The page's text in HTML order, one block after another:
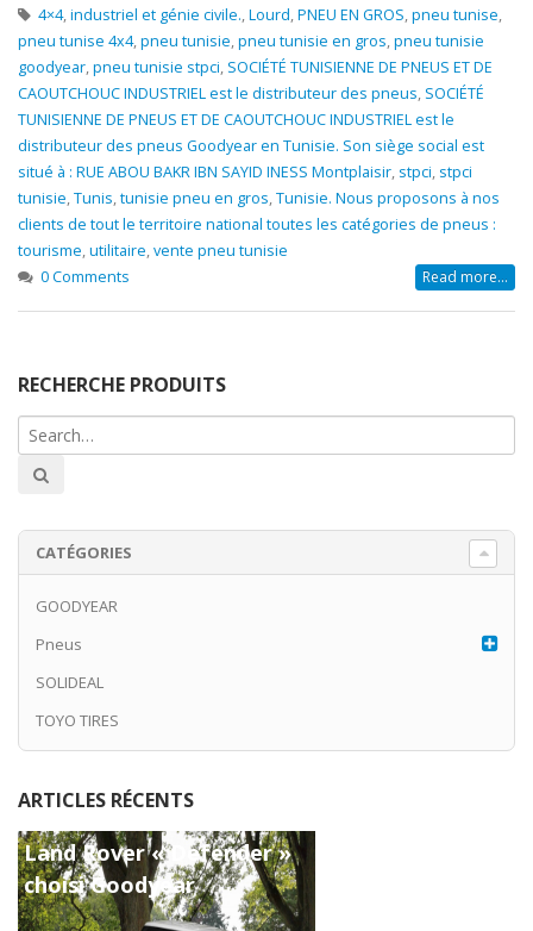
4×4,industriel et génie civile.,Lourd,PNEU EN GROS,pneu tunise,
pneu tunise 4x4,pneu tunisie,pneu tunisie en gros,pneu tunisie
goodyear,pneu tunisie stpci, SOCIÉTÉ TUNISIENNE DE PNEUS ET DE
CAOUTCHOUC INDUSTRIEL est le distributeur des pneus, SOCIÉTÉ
TUNISIENNE DE PNEUS ET DE CAOUTCHOUC INDUSTRIEL est le
distributeur des pneus Goodyear en Tunisie. Son siège social est
situé à : RUE ABOU BAKR IBN SAYID INESS Montplaisir, stpci, stpci
tunisie,Tunis,tunisie pneu en gros,Tunisie. Nous proposons à nos
clients de tout le territoire national toutes les catégories de pneus :
tourisme,utilitaire,vente pneu tunisie
0 Comments
Read more...
RECHERCHE PRODUITS
CATÉGORIES
GOODYEAR
Pneus
SOLIDEAL
TOYO TIRES
ARTICLES RÉCENTS
Land Rover « Defender »
choisi Goodyear